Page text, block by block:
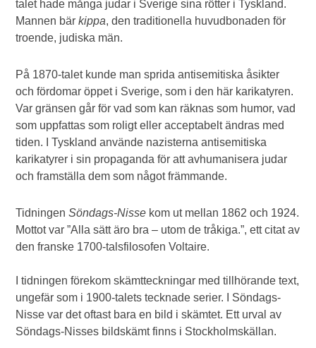
talet hade många judar i Sverige sina rötter i Tyskland.
Mannen bärkippa, den traditionella huvudbonaden för
troende, judiska män.
På 1870-talet kunde man sprida antisemitiska åsikter
och fördomar öppet i Sverige, som i den här karikatyren.
Var gränsen går för vad som kan räknas som humor, vad
som uppfattas som roligt eller acceptabelt ändras med
tiden. I Tyskland använde nazisterna antisemitiska
karikatyrer i sin propaganda för att avhumanisera judar
och framställa dem som något främmande.
TidningenSöndags-Nisse kom ut mellan 1862 och 1924.
Mottot var ”Alla sätt äro bra – utom de tråkiga.”, ett citat av
den franske 1700-talsfilosofen Voltaire.
I tidningen förekom skämtteckningar med tillhörande text,
ungefär som i 1900-talets tecknade serier. I Söndags-
Nisse var det oftast bara en bild i skämtet. Ett urval av
Söndags-Nisses bildskämt finns i Stockholmskällan.